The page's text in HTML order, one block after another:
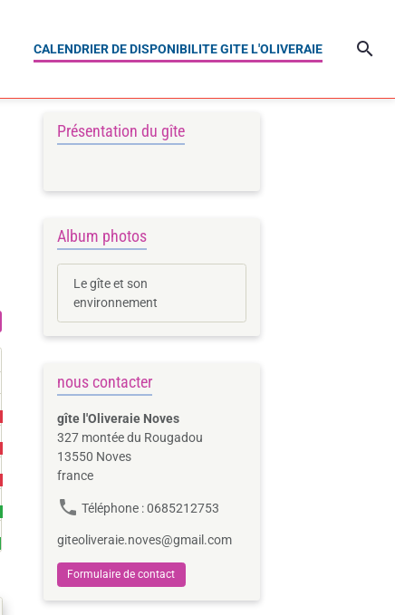
CALENDRIER DE DISPONIBILITE GITE L'OLIVERAIE
Présentation du gîte
Album photos
Le gîte et son
environnement
nous contacter
gîte l'Oliveraie Noves
327 montée du Rougadou
13550 Noves
france
Téléphone : 0685212753
giteoliveraie.noves@gmail.com
Formulaire de contact